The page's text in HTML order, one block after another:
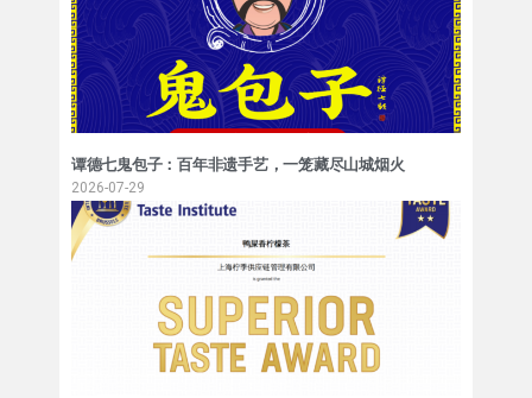
谭德七鬼包子：百年非遗手艺，一笼藏尽山城烟火
2026-07-29